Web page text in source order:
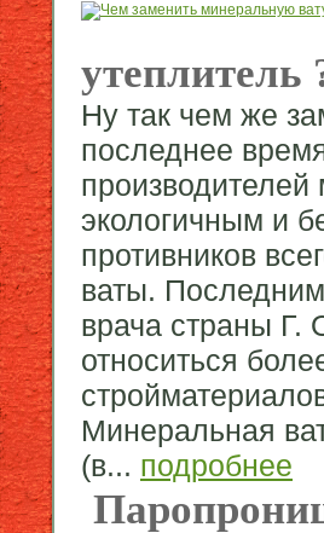
утеплитель
Ну так чем же
последнее
экологичным и
противников
ваты. Последним
врача страны Г.
относиться
Минеральная
(в... подробнее